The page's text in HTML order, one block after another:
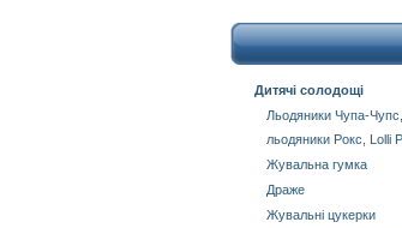
Дитячі солодощі
Льодяники Чупа-Чупс,
льодяники Рокс, Lolli
Жувальна гумка
Драже
Жувальні цукерки